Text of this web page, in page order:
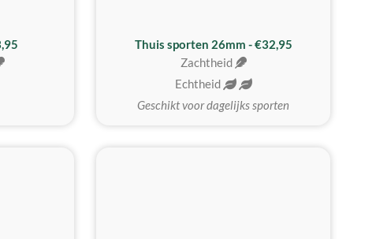
Thuis sporten 26mm - €32,95
Zachtheid
Echtheid
Geschikt voor dagelijks sporten